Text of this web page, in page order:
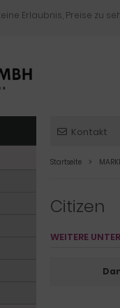
Erlaubnis, Preise zu
Kontakt
Startseite
Citizen
WEITERE